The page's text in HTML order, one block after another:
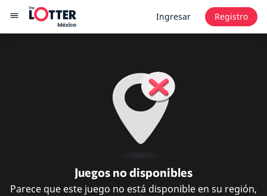
Ingresar Registro
Juegos no disponibles
Parece que este juego no está disponible en su región,